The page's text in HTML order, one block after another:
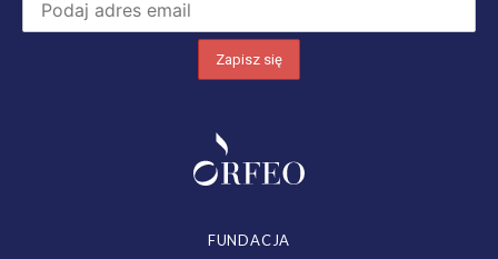
FUNDACJA